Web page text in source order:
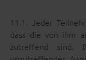
11.1. Jeder
dass die von ihm
zutreffend sind.